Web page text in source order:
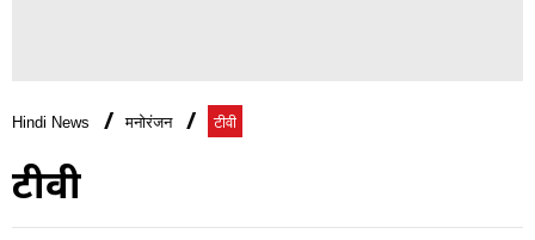
Hindi News मनोरंजन टीवी
टीवी